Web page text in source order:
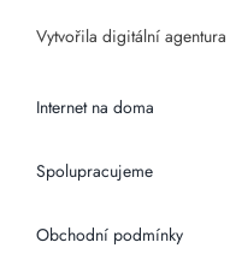
Vytvořila digitální agentura
Internet na doma
Spolupracujeme
Obchodní podmínky